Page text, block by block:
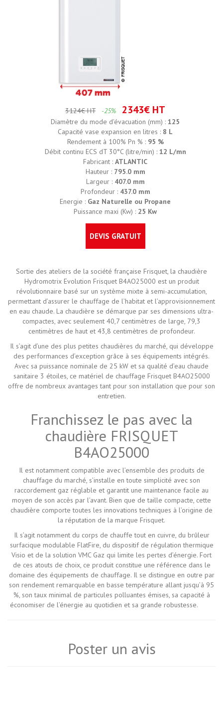
3124€ HT -25% 2343€ HT
Diamètre du mode d'évacuation (mm) : 125
Capacité vase expansion en litres : 8 L
Rendement à 100% Pn % : 95 %
Débit continu ECS dT 30°C (litre/min) : 12 L/mn
Fabricant : ATLANTIC
Hauteur : 795.0 mm
Largeur : 407.0 mm
Profondeur : 437.0 mm
Energie : Gaz Naturelle ou Propane
Puissance maxi (Kw) : 25 Kw
DEVIS GRATUIT
Sortie des ateliers de la société française Frisquet, la chaudière
Hydromotrix Evolution Frisquet B4AO25000 est un produit
révolutionnaire basé sur un système mixte à semi-accumulation,
permettant d’assurer le chauffage de l’habitat et l’approvisionnement
en eau chaude. La chaudière se démarque par ses dimensions ultra-
compactes, avec seulement 40,7 centimètres de large, 79,3
centimètres de haut et 43,8 centimètres de profondeur.
Il s’agit d’une des plus petites chaudières du marché, qui développe
des performances d’exception grâce à ses équipements intégrés.
Avec sa puissance nominale de 25 kW et sa qualité d’eau chaude
sanitaire 3 étoiles, ce matériel de chauffage Frisquet B4AO25000
offre de nombreux avantages tant pour son installation que pour son
entretien.
Franchissez le pas avec la
chaudière FRISQUET
B4AO25000
Il est notamment compatible avec l’ensemble des produits de
chauffage du marché, s’installe en toute simplicité avec son
raccordement gaz réglable et garantit une maintenance facile au
moyen de son accès par l’avant. Bien que de taille compacte, cette
chaudière comporte toutes les innovations techniques à l’origine de
la réputation de la marque Frisquet.
Il s’agit notamment du corps de chauffe tout en cuivre, du brûleur
surfacique modulable FlatFire, du dispositif de régulation thermique
Visio et de la solution VMC Gaz qui limite les pertes d’énergie. Fort
de ces atouts de choix, ce produit constitue une référence dans le
domaine des équipements de chauffage. Il se distingue en outre par
son rendement remarquable en basse température allant jusqu’à 95
%, son taux minimal de particules polluantes émises, sa capacité à
économiser de l’énergie au quotidien et sa grande robustesse.
Poster un avis